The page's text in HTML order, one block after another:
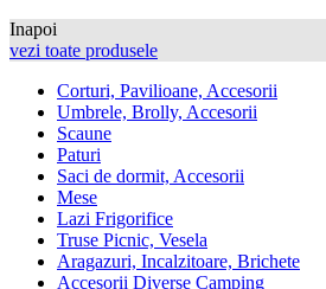
Inapoi
vezi toate produsele
Corturi, Pavilioane, Accesorii
Umbrele, Brolly, Accesorii
Scaune
Paturi
Saci de dormit, Accesorii
Mese
Lazi Frigorifice
Truse Picnic, Vesela
Aragazuri, Incalzitoare, Brichete
Accesorii Diverse Camping